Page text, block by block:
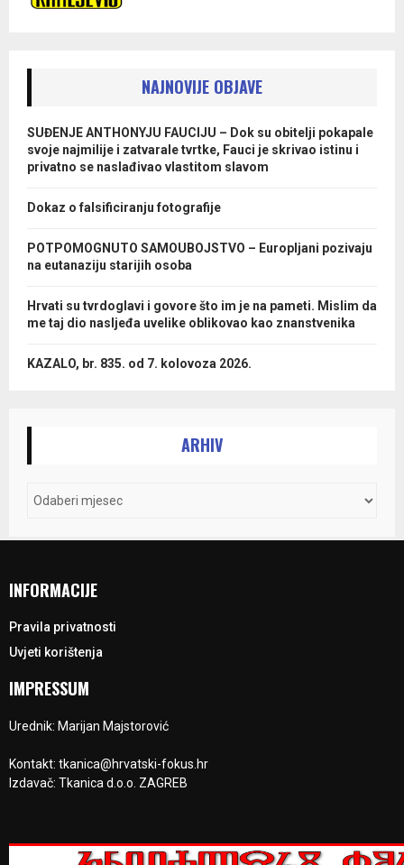
NAJNOVIJE OBJAVE
SUĐENJE ANTHONYJU FAUCIJU – Dok su obitelji pokapale
svoje najmilije i zatvarale tvrtke, Fauci je skrivao istinu i
privatno se naslađivao vlastitom slavom
Dokaz o falsificiranju fotografije
POTPOMOGNUTO SAMOUBOJSTVO – Europljani pozivaju
na eutanaziju starijih osoba
Hrvati su tvrdoglavi i govore što im je na pameti. Mislim da
me taj dio nasljeđa uvelike oblikovao kao znanstvenika
KAZALO, br. 835. od 7. kolovoza 2026.
ARHIV
INFORMACIJE
Pravila privatnosti
Uvjeti korištenja
IMPRESSUM
Urednik: Marijan Majstorović
Kontakt: tkanica@hrvatski-fokus.hr
Izdavač: Tkanica d.o.o. ZAGREB